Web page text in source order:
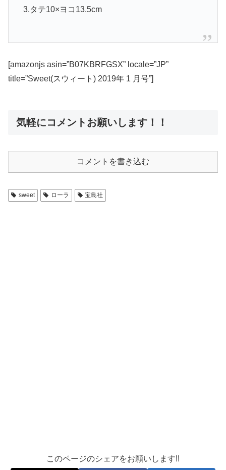
3.タテ10×ヨコ13.5cm
[amazonjs asin=”B07KBRFGSX” locale=”JP”
title=”Sweet(スウィート) 2019年 1 月号”]
気軽にコメントお願いします！！
コメントを書き込む
sweet ローラ 宝島社
このページのシェアをお願いします!!